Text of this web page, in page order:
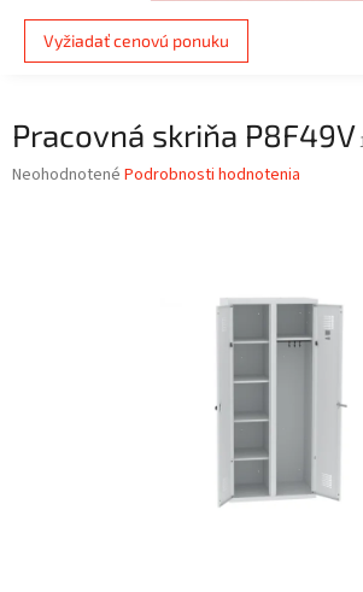
Vyžiadať cenovú ponuku
Pracovná skriňa P8F49V
Priemerné
Neohodnotené Podrobnosti hodnotenia